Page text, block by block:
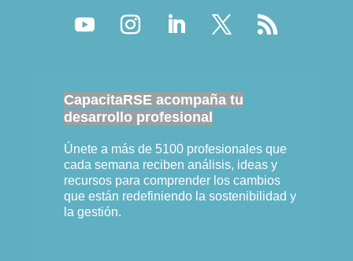
CapacitaRSE acompaña tu
desarrollo profesional
Únete a más de 5100 profesionales que
cada semana reciben análisis, ideas y
recursos para comprender los cambios
que están redefiniendo la sostenibilidad y
la gestión.